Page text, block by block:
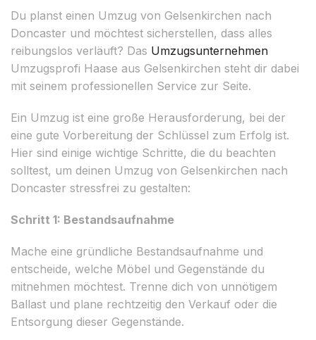
Du planst einen Umzug von Gelsenkirchen nach
Doncaster und möchtest sicherstellen, dass alles
reibungslos verläuft? Das Umzugsunternehmen
Umzugsprofi Haase aus Gelsenkirchen steht dir dabei
mit seinem professionellen Service zur Seite.
Ein Umzug ist eine große Herausforderung, bei der
eine gute Vorbereitung der Schlüssel zum Erfolg ist.
Hier sind einige wichtige Schritte, die du beachten
solltest, um deinen Umzug von Gelsenkirchen nach
Doncaster stressfrei zu gestalten:
Schritt 1: Bestandsaufnahme
Mache eine gründliche Bestandsaufnahme und
entscheide, welche Möbel und Gegenstände du
mitnehmen möchtest. Trenne dich von unnötigem
Ballast und plane rechtzeitig den Verkauf oder die
Entsorgung dieser Gegenstände.